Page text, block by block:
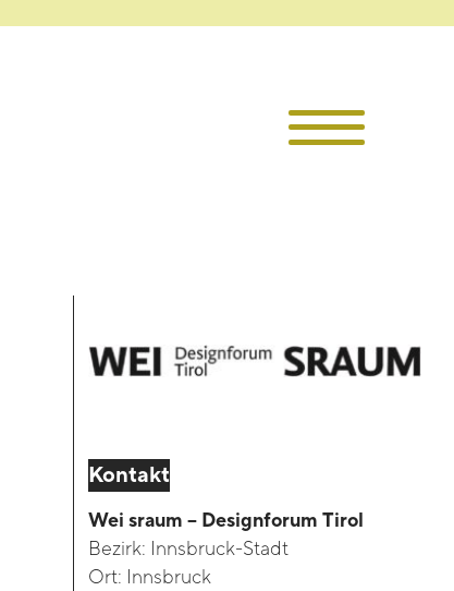
Kontakt
Wei sraum – Designforum Tirol
Bezirk: Innsbruck-Stadt
Ort: Innsbruck
Die TKI
Kontakt